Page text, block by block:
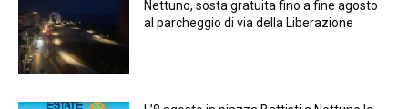
Nettuno, sosta gratuita fino a fine agosto
al parcheggio di via della Liberazione